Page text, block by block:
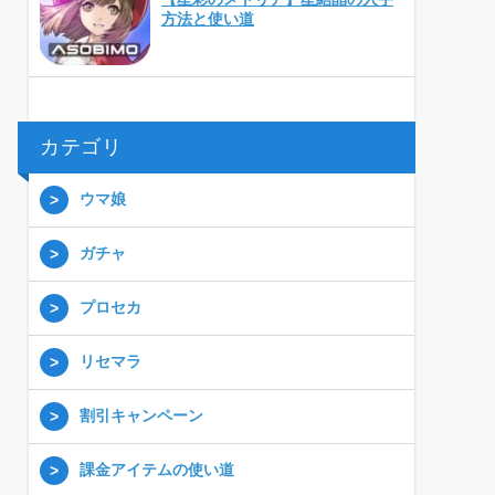
方法と使い道
カテゴリ
ウマ娘
ガチャ
プロセカ
リセマラ
割引キャンペーン
課金アイテムの使い道